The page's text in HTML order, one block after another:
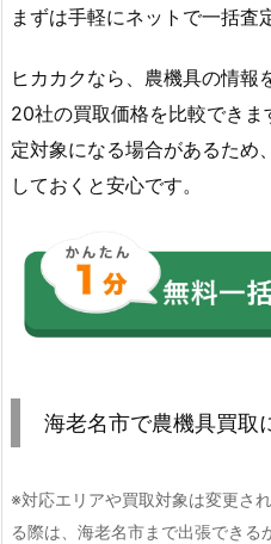
まずは手軽にネットで一括査
ヒカカクなら、農機具の情報
20社の買取価格を比較でき
定対象になる場合があるため
しておくと安心です。
海老名市で農機具買取
※対応エリアや買取対象は変更さ
る際は、海老名市まで出張でき